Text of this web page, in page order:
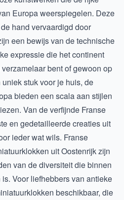
Europa weerspiegelen. Deze
hand vervaardigd door
een bewijs van de technische
expressie die het continent
bent of gewoon op
stuk voor je huis, de
bieden een scala aan stijlen
Van de verfijnde Franse
en gedetailleerde creaties uit
ieder wat wils. Franse
uit Oostenrijkzijn
van de diversiteit die binnen
Voor liefhebbers van antieke
beschikbaar, die